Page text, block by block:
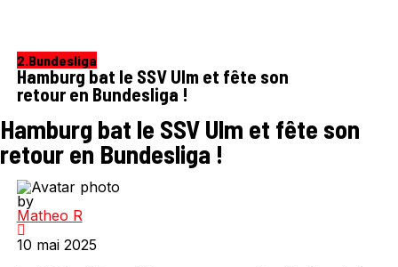
2.Bundesliga
Hamburg bat le SSV Ulm et fête son
retour en Bundesliga !
Hamburg bat le SSV Ulm et fête son
retour en Bundesliga !
by
Matheo R
10 mai 2025